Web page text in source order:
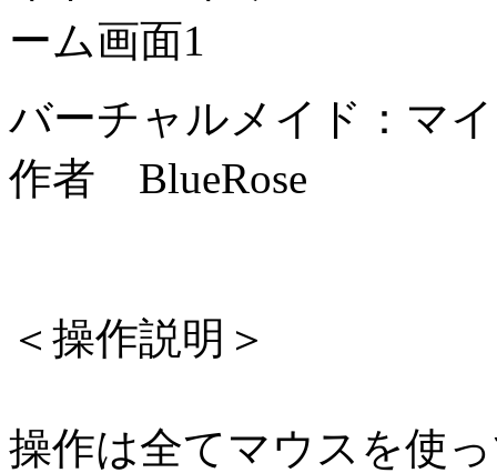
バーチャルメイド：マイ
作者 BlueRose
＜操作説明＞
操作は全てマウスを使